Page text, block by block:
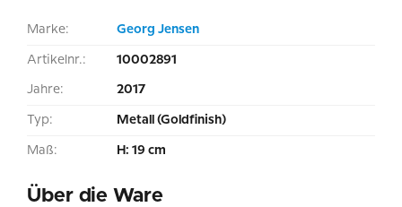
Marke: Georg Jensen
Artikelnr.: 10002891
Jahre: 2017
Typ: Metall (Goldfinish)
Maß: H: 19 cm
Über die Ware